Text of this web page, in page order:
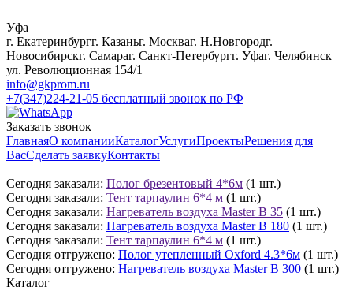
Уфа
г. Екатеринбургг. Казаньг. Москваг. Н.Новгородг.
Новосибирскг. Самараг. Санкт-Петербургг. Уфаг. Челябинск
ул. Революционная 154/1
info@gkprom.ru
+7(347)224-21-05 бесплатный звонок по РФ
Заказать звонок
ГлавнаяО компанииКаталогУслугиПроектыРешения для
ВасСделать заявкуКонтакты
Сегодня заказали: Полог брезентовый 4*6м (1 шт.)
Сегодня заказали: Тент тарпаулин 6*4 м (1 шт.)
Сегодня заказали: Нагреватель воздуха Master B 35 (1 шт.)
Сегодня заказали: Нагреватель воздуха Master B 180 (1 шт.)
Сегодня заказали: Тент тарпаулин 6*4 м (1 шт.)
Сегодня отгружено: Полог утепленный Oxford 4.3*6м (1 шт.)
Сегодня отгружено: Нагреватель воздуха Master B 300 (1 шт.)
Каталог